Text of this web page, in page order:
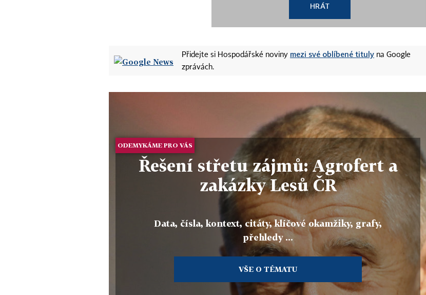
HRÁT
Přidejte si Hospodářské noviny mezi své oblíbené tituly na Google
zprávách.
ODEMYKÁME PRO VÁS
Řešení střetu zájmů: Agrofert a
zakázky Lesů ČR
Data, čísla, kontext, citáty, klíčové okamžiky, grafy,
přehledy ...
VŠE O TÉMATU